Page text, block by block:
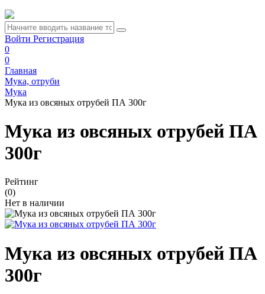
Войти Регистрация
0
0
Главная
Мука, отруби
Мука
Мука из овсяных отрубей ПА 300г
Мука из овсяных отрубей ПА
300г
Рейтинг
(0)
Нет в наличии
Мука из овсяных отрубей ПА
300г